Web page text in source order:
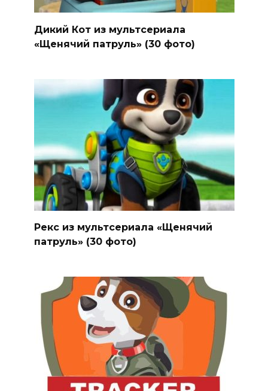
Дикий Кот из мультсериала
«Щенячий патруль» (30 фото)
Рекс из мультсериала «Щенячий
патруль» (30 фото)